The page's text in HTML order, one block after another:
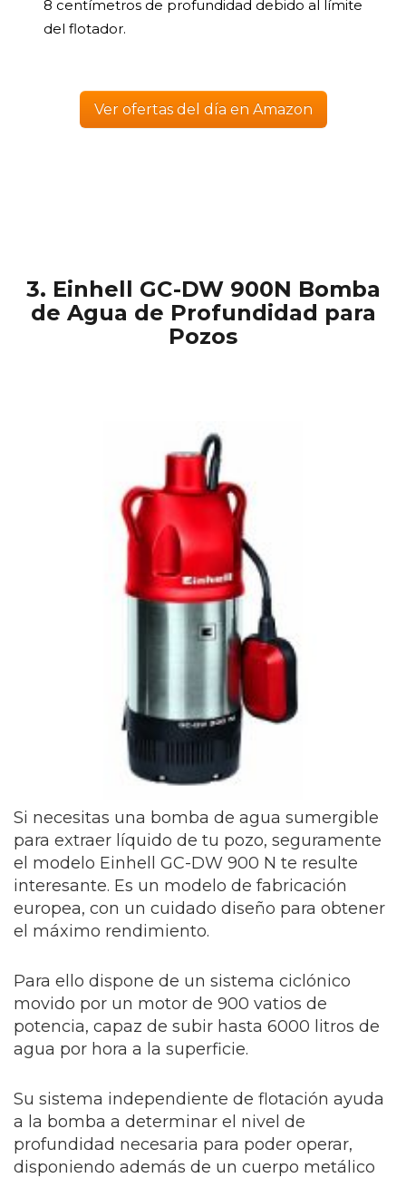
8 centímetros de profundidad debido al límite
del flotador.
Ver ofertas del día en Amazon
3. Einhell GC-DW 900N Bomba
de Agua de Profundidad para
Pozos
Si necesitas una bomba de agua sumergible
para extraer líquido de tu pozo, seguramente
el modelo Einhell GC-DW 900 N te resulte
interesante. Es un modelo de fabricación
europea, con un cuidado diseño para obtener
el máximo rendimiento.
Para ello dispone de un sistema ciclónico
movido por un motor de 900 vatios de
potencia, capaz de subir hasta 6000 litros de
agua por hora a la superficie.
Su sistema independiente de flotación ayuda
a la bomba a determinar el nivel de
profundidad necesaria para poder operar,
disponiendo además de un cuerpo metálico